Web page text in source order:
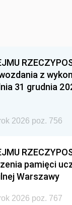
z
31 grudnia
2026 poz. 756
pamięci
Warszawy
2026 poz. 767